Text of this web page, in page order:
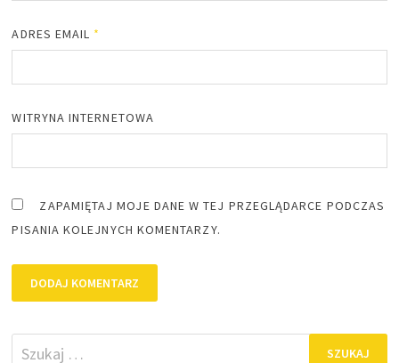
ADRES EMAIL *
WITRYNA INTERNETOWA
ZAPAMIĘTAJ MOJE DANE W TEJ PRZEGLĄDARCE PODCZAS
PISANIA KOLEJNYCH KOMENTARZY.
Szukaj: